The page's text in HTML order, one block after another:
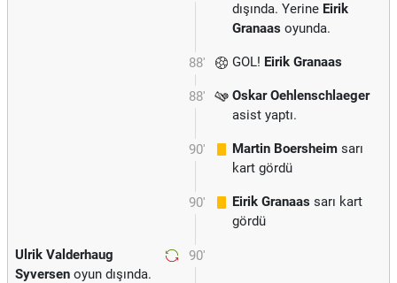
dışında. Yerine Eirik
Granaas oyunda.
88' GOL! Eirik Granaas
88'
Oskar Oehlenschlaeger
asist yaptı.
90' Martin Boersheim sarı
kart gördü
90' Eirik Granaas sarı kart
gördü
90'
Ulrik Valderhaug
Syversen oyun dışında.